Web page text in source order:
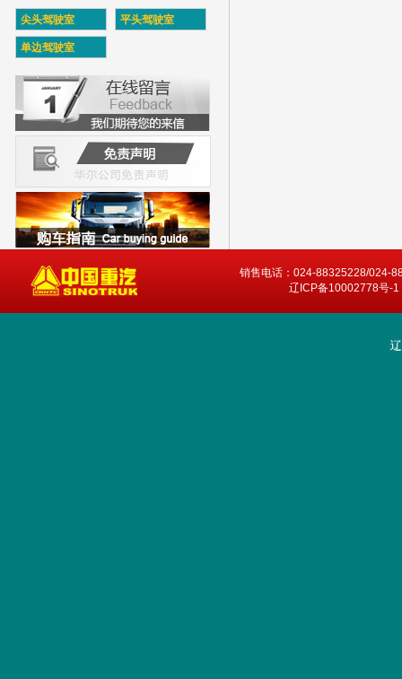
尖头驾驶室 平头驾驶室
单边驾驶室
销售电话：024-88325228/024-
辽ICP备10002778号-1